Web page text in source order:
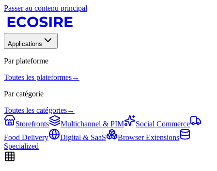
Passer au contenu principal
Applications
Par plateforme
Toutes les plateformes→
Par catégorie
Toutes les catégories→
Storefronts
Multichannel & PIM
Social Commerce
Food Delivery
Digital & SaaS
Browser Extensions
Specialized